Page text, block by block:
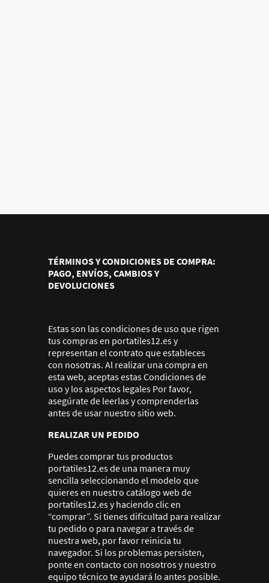
TÉRMINOS Y CONDICIONES DE COMPRA:
PAGO, ENVÍOS, CAMBIOS Y
DEVOLUCIONES
Estas son las condiciones de uso que rigen
tus compras en portatiles12.es y
representan el contrato que estableces
con nosotras. Al realizar una compra en
esta web, aceptas estas Condiciones de
uso y los aspectos legales Por favor,
asegúrate de leerlas y comprenderlas
antes de usar nuestro sitio web.
REALIZAR UN PEDIDO
Puedes comprar tus productos
portatiles12.es de una manera muy
sencilla seleccionando el modelo que
quieres en nuestro catálogo web de
portatiles12.es y haciendo clic en
“comprar”. Si tienes dificultad para realizar
tu pedido o para navegar a través de
nuestra web, por favor reinicia tu
navegador. Si los problemas persisten,
ponte en contacto con nosotros y nuestro
equipo técnico te ayudará lo antes posible.